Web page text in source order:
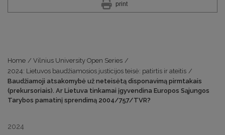
print
Home / Vilnius University Open Series /
2024: Lietuvos baudžiamosios justicijos teisė: patirtis ir ateitis /
Baudžiamoji atsakomybė už neteisėtą disponavimą pirmtakais
(prekursoriais). Ar Lietuva tinkamai įgyvendina Europos Sąjungos
Tarybos pamatinį sprendimą 2004/757/TVR?
2024